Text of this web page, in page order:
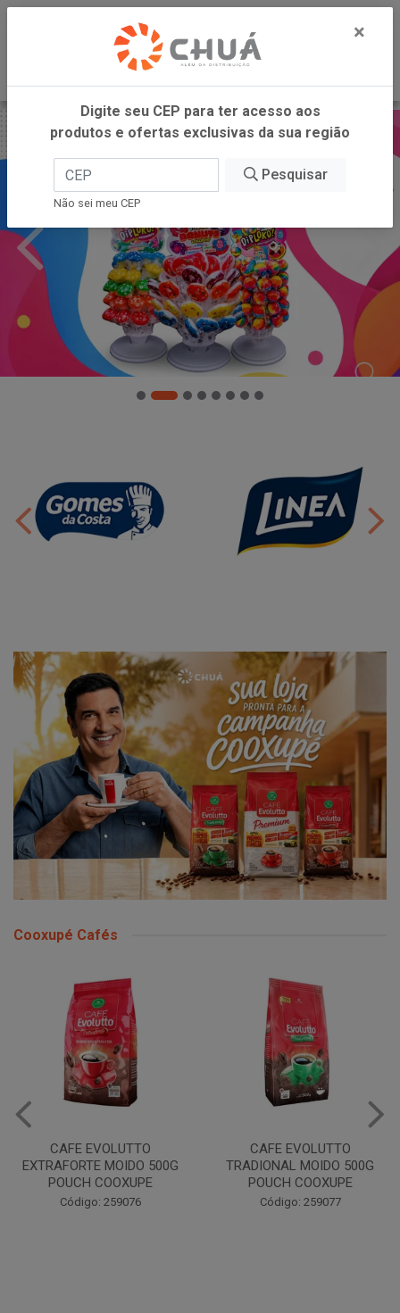
Cooxupé Cafés
CAFE EVOLUTTO
EXTRAFORTE MOIDO 500G
POUCH COOXUPE
Código: 259076
CAFE EVOLUTTO
TRADIONAL MOIDO 500G
POUCH COOXUPE
Código: 259077
×
Digite seu CEP para ter acesso aos
produtos e ofertas exclusivas da sua região
Pesquisar
Não sei meu CEP